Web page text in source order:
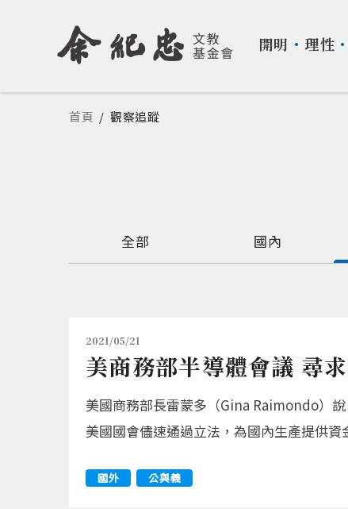
開明 ・ 理性 ・
您在這裡
首頁 / 觀察追蹤
全部 國內
2021/05/21
美商務部半導體會議 尋
美國商務部長雷蒙多（Gina Raimondo）
美國國會儘速通過立法，為國內生產提供資
國外 公與義